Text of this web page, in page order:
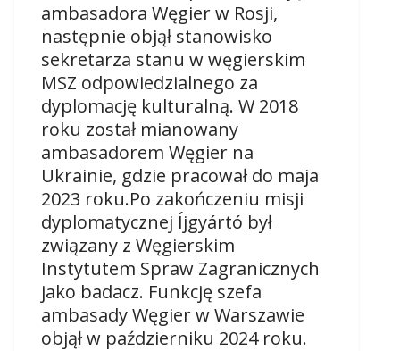
ambasadora Węgier w Rosji,
następnie objął stanowisko
sekretarza stanu w węgierskim
MSZ odpowiedzialnego za
dyplomację kulturalną. W 2018
roku został mianowany
ambasadorem Węgier na
Ukrainie, gdzie pracował do maja
2023 roku.Po zakończeniu misji
dyplomatycznej Íjgyártó był
związany z Węgierskim
Instytutem Spraw Zagranicznych
jako badacz. Funkcję szefa
ambasady Węgier w Warszawie
objął w październiku 2024 roku.